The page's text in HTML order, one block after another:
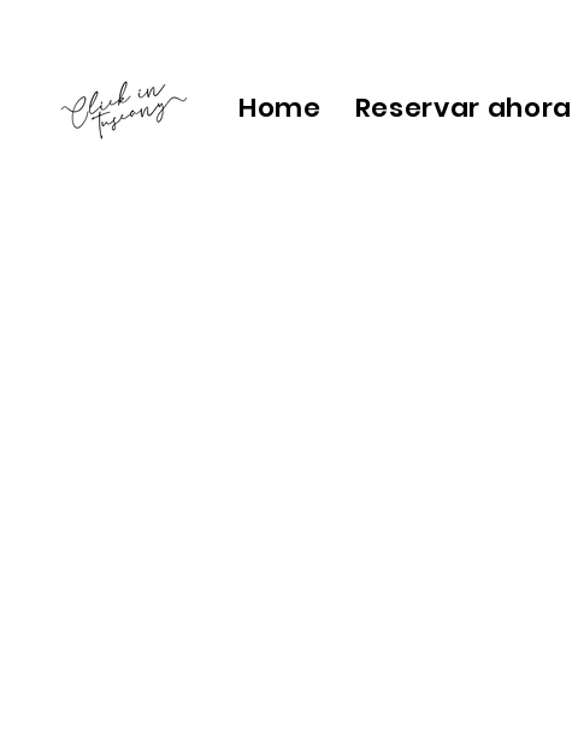
Home Reservar ahora